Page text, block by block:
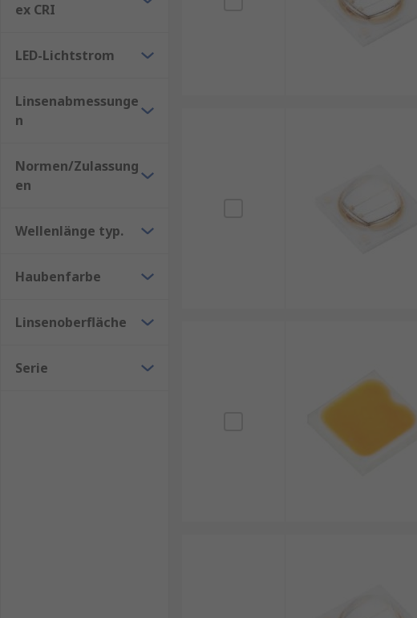
ex CRI
LED-Lichtstrom
Linsenabmessunge
n
Normen/Zulassung
en
Wellenlänge typ.
Haubenfarbe
Linsenoberfläche
Serie